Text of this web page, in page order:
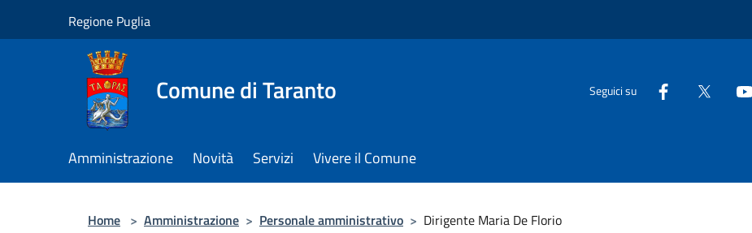
Regione Puglia
Comune di Taranto Seguici su
Amministrazione Novità Servizi Vivere il Comune
Home > Amministrazione > Personale amministrativo > Dirigente Maria De Florio